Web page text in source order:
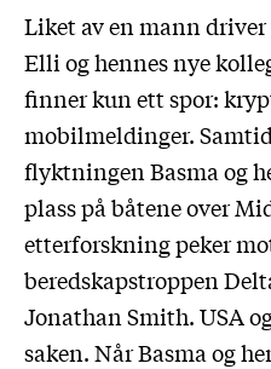
Liket av en mann
Elli og hennes nye
finner kun ett spor:
mobilmeldinger.
flyktningen Basma og
plass på båtene over
etterforskning peker
beredskapstroppen
Jonathan Smith. USA
saken. Når Basma og